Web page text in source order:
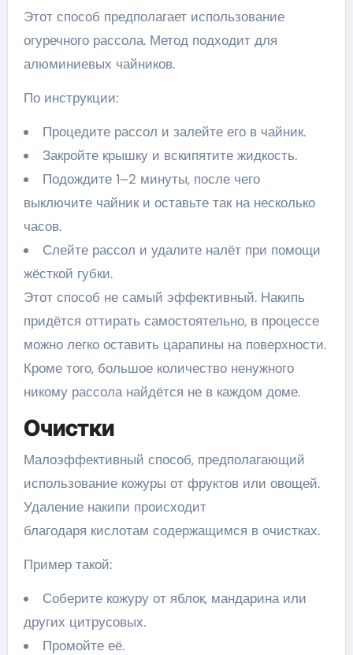
Этот способ предполагает использование
огуречного рассола. Метод подходит для
алюминиевых чайников.
По инструкции:
Процедите рассол и залейте его в чайник.
Закройте крышку и вскипятите жидкость.
Подождите 1–2 минуты, после чего
выключите чайник и оставьте так на несколько
часов.
Слейте рассол и удалите налёт при помощи
жёсткой губки.
Этот способ не самый эффективный. Накипь
придётся оттирать самостоятельно, в процессе
можно легко оставить царапины на поверхности.
Кроме того, большое количество ненужного
никому рассола найдётся не в каждом доме.
Очистки
Малоэффективный способ, предполагающий
использование кожуры от фруктов или овощей.
Удаление накипи происходит
благодаря кислотам содержащимся в очистках.
Пример такой:
Соберите кожуру от яблок, мандарина или
других цитрусовых.
Промойте её.